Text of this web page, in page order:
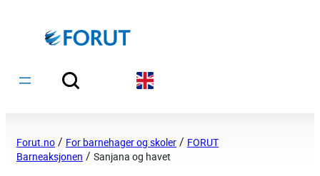
Forut.no / For barnehager og skoler / FORUT
Barneaksjonen / Sanjana og havet